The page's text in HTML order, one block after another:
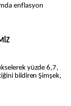
enflasyon
yüzde 6,7,
bildiren Şimşek,